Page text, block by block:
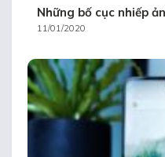
Những bố cục nhiếp
11/01/2020